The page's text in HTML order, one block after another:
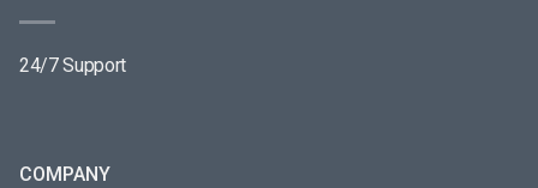
24/7 Support
COMPANY